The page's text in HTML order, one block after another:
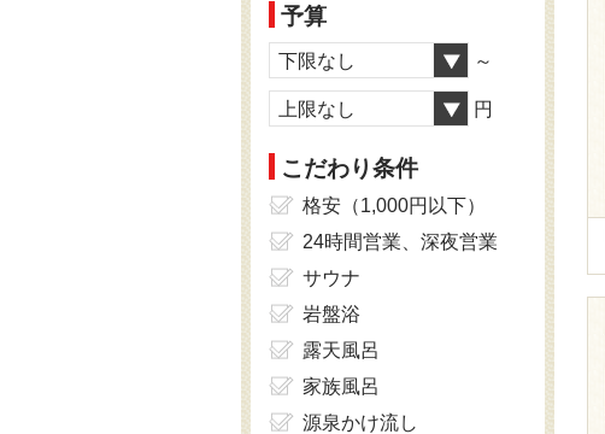
予算
下限なし ～
上限なし 円
こだわり条件
格安（1,000円以下）
24時間営業、深夜営業
サウナ
岩盤浴
露天風呂
家族風呂
源泉かけ流し